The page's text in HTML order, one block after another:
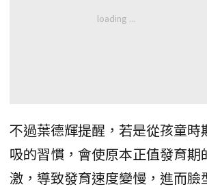
不過葉德輝提醒，若是從孩童時
吸的習慣，會使原本正值發育期
激，導致發育速度變慢，進而臉